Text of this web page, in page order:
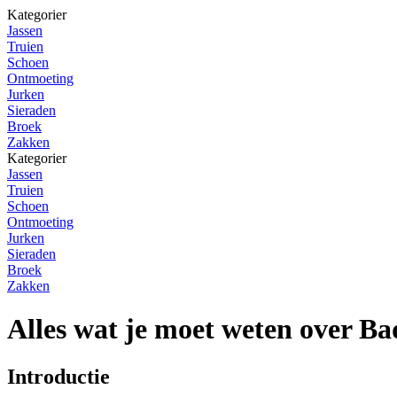
Kategorier
Jassen
Truien
Schoen
Ontmoeting
Jurken
Sieraden
Broek
Zakken
Kategorier
Jassen
Truien
Schoen
Ontmoeting
Jurken
Sieraden
Broek
Zakken
Alles wat je moet weten over
Introductie